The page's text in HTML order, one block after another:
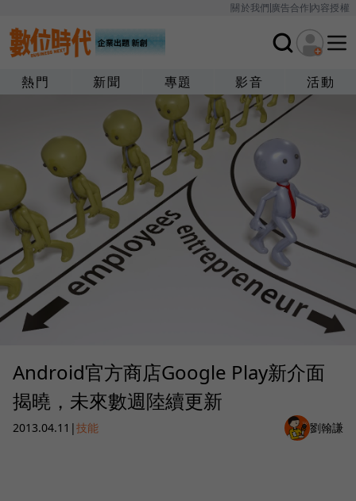
關於我們廣告合作內容授權
熱門 新聞 專題 影音 活動
Android官方商店Google Play新介面
揭曉，未來數週陸續更新
2013.04.11 |技能 劉翰謙